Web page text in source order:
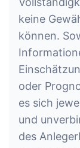
keine
können.
oder
es sich
und
des